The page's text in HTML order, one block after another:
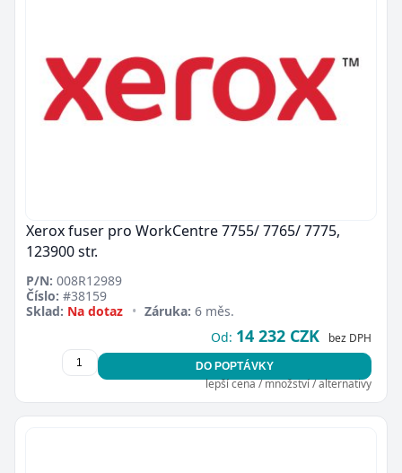
Xerox fuser pro WorkCentre 7755/ 7765/ 7775,
123900 str.
P/N: 008R12989
Číslo: #38159
Sklad: Na dotaz • Záruka: 6 měs.
Od: 14 232 CZK bez DPH
DO POPTÁVKY
lepší cena / množství / alternativy